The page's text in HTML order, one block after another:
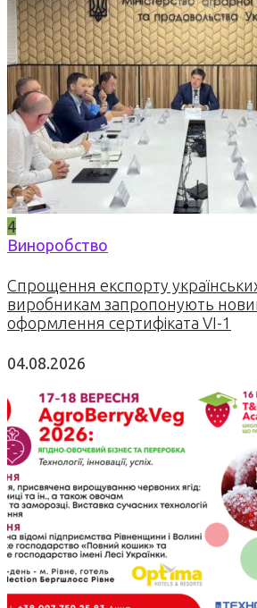
4
Виноробство
Спрощення експорту
виробникам запропонують
оформлення сертифіката VI-1
04.08.2026